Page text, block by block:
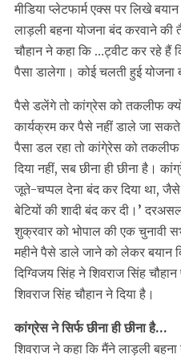
मीडिया प्लेटफार्म एक्स पर लिखे
लाड़ली बहना योजना बंद करवाने की
चौहान ने कहा कि …ट्वीट कर रहे हैं
पैसा डालेगा। कोई चलती हुई योजना
पैसे डलेंगे तो कांग्रेस को तकलीफ
कार्यक्रम कर पैसे नहीं डाले जा
पैसा डल रहा तो कांगे्रेस को
दिया नहीं, सब छीना ही छीना है।
जूते-चप्पल देना बंद कर दिया था,
बेटियों की शादी बंद कर दी।’
शुक्रवार को भोपाल की एक चुनावी
महीने पैसे डाले जाने को लेकर बयान
दिग्विजय सिंह ने शिवराज सिंह
शिवराज सिंह चौहान ने दिया है।
कांग्रेस ने सिर्फ छीना ही छीना है…
शिवराज ने कहा कि मैंने लाड़ली